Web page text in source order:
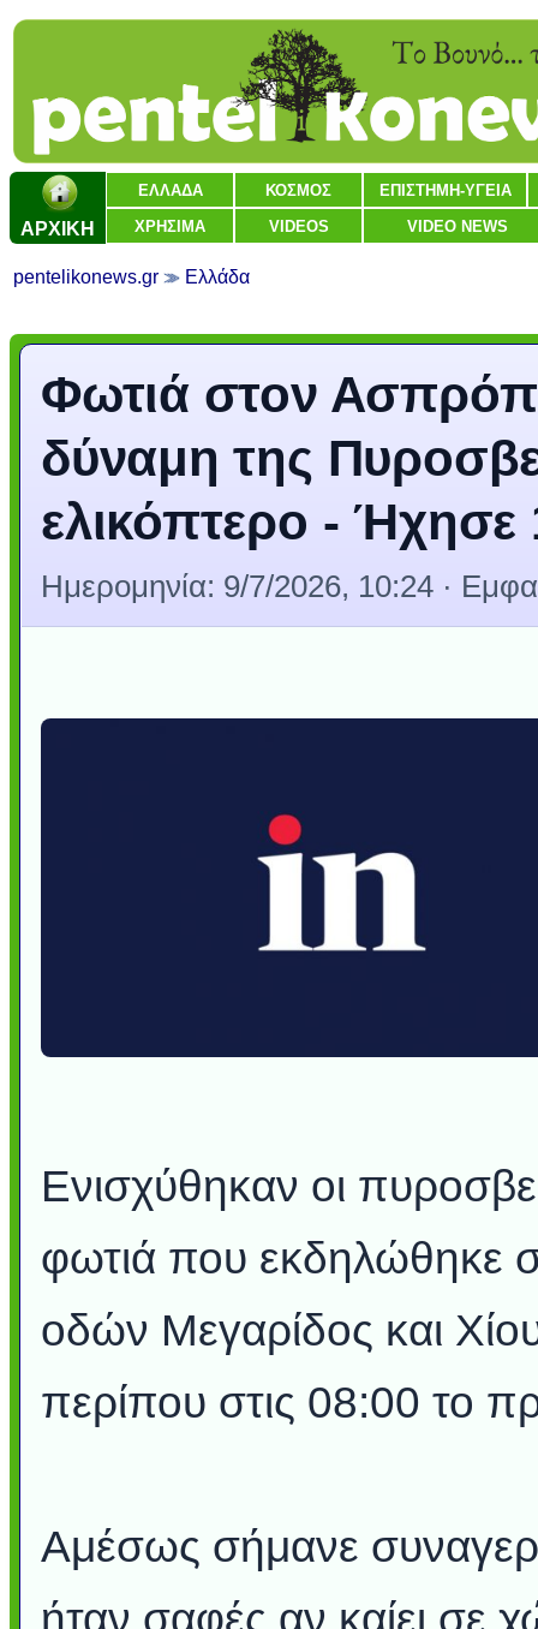
ΑΡΧΙΚΗ
ΕΛΛΑΔΑ ΚΟΣΜΟΣ ΕΠΙΣΤΗΜΗ-ΥΓΕΙΑ
ΧΡΗΣΙΜΑ VIDEOS VIDEO NEWS
pentelikonews.gr Ελλάδα
Φωτιά στον
δύναμη της
ελικόπτερο - Ήχησε
Ημερομηνία: 9/7/2026, 10:24 ·
Ενισχύθηκαν οι
φωτιά που εκδηλώθηκε
οδών Μεγαρίδος και
περίπου στις 08:00 το
Αμέσως σήμανε
ήταν σαφές αν καίει σε